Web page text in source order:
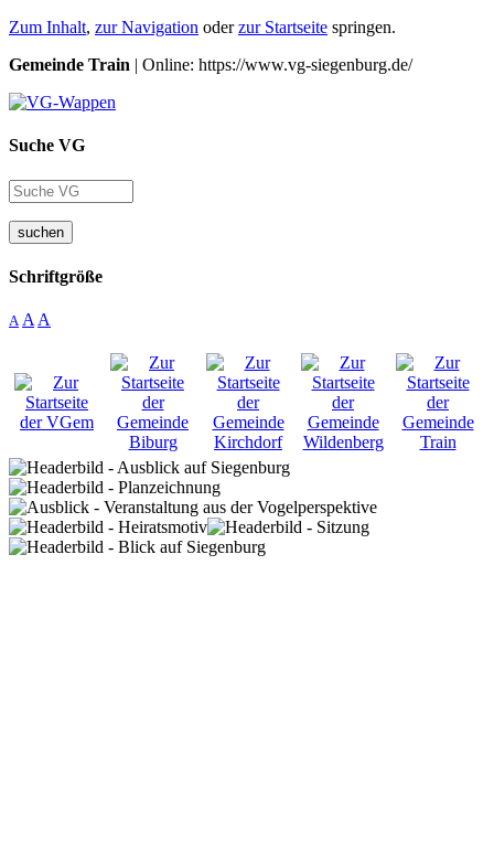
Zum Inhalt, zur Navigation oderzur Startseite springen.
Gemeinde Train | Online: https://www.vg-siegenburg.de/
Suche VG
suchen
Schriftgröße
A A A